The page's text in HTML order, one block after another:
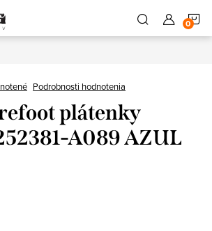
Podrobnosti hodnotenia
plátenky
A089 AZUL